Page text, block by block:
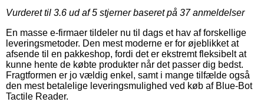
Vurderet til 3.6 ud af 5 stjerner baseret på 37anmeldelser
En masse e-firmaer tildeler nu til dags et hav af forskellige
leveringsmetoder. Den mest moderne er for øjeblikket at
afsende til en pakkeshop, fordi det er ekstremt fleksibelt at
kunne hente de købte produkter når det passer dig bedst.
Fragtformen er jo vældig enkel, samt i mange tilfælde også
den mest betalelige leveringsmulighed ved køb af Blue-Bot
Tactile Reader.